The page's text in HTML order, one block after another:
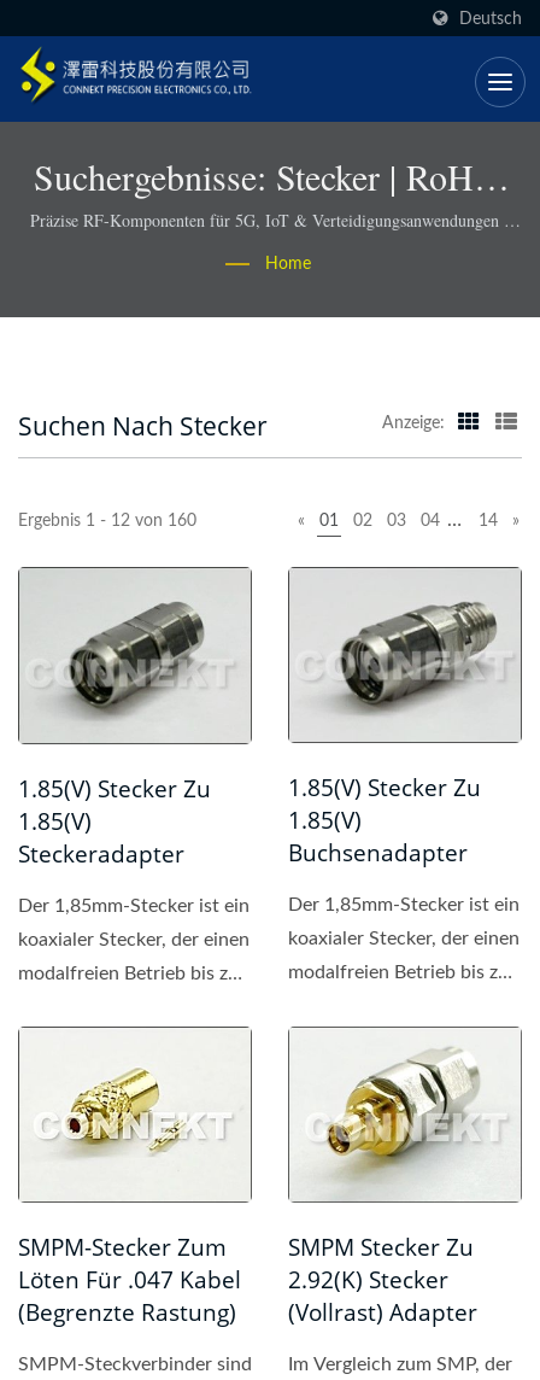
Deutsch
Suchergebnisse: Stecker | RoHS-
Konforme RF-Steckverbinder Und
Kabelbaugruppen - Connekt
Präzise RF-Komponenten für 5G, IoT & Verteidigungsanwendungen -
Home
Suchen Nach Stecker Anzeige:
Ergebnis 1 - 12 von 160 « 01 02 03 04 … 14 »
1.85(V) Stecker Zu
1.85(V)
Steckeradapter
Der 1,85mm-Stecker ist ein
koaxialer Stecker, der einen
modalfreien Betrieb bis zu
1.85(V) Stecker Zu
1.85(V)
Buchsenadapter
Der 1,85mm-Stecker ist ein
koaxialer Stecker, der einen
modalfreien Betrieb bis zu
SMPM-Stecker Zum
Löten Für .047 Kabel
(Begrenzte Rastung)
SMPM-Steckverbinder sind
SMPM Stecker Zu
2.92(K) Stecker
(Vollrast) Adapter
Im Vergleich zum SMP, der